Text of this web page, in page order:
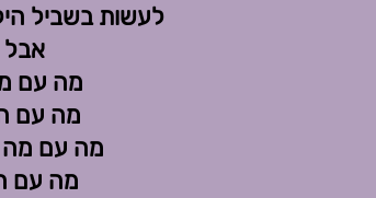
לעשות בשביל
אבל
מה עם
מה עם
מה עם מה
מה עם